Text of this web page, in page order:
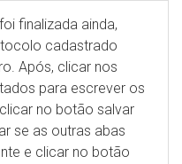
finalizada ainda,
cadastrado
Após, clicar nos
para escrever os
no botão salvar
se as outras abas
e clicar no botão